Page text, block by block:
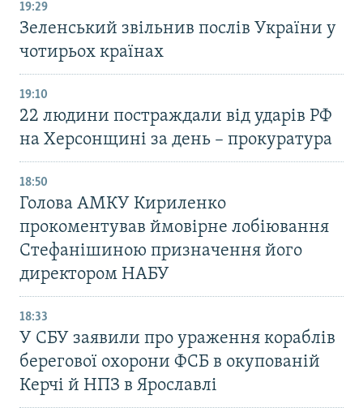
19:29
Зеленський звільнив послів України у
чотирьох країнах
19:10
22 людини постраждали від ударів РФ
на Херсонщині за день – прокуратура
18:50
Голова АМКУ Кириленко
прокоментував ймовірне лобіювання
Стефанішиною призначення його
директором НАБУ
18:33
У СБУ заявили про ураження кораблів
берегової охорони ФСБ в окупованій
Керчі й НПЗ в Ярославлі